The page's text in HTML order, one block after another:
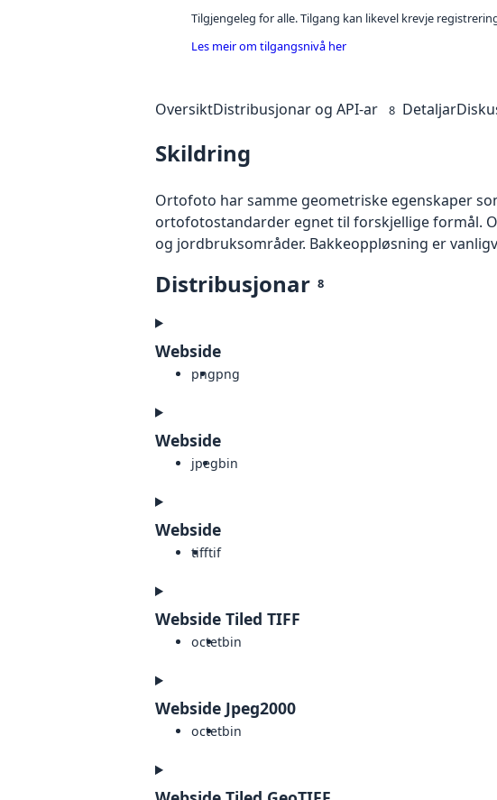
Tilgjengeleg for alle. Tilgang kan likevel krevje
Les meir om tilgangsnivå her
OversiktDistribusjonar og API-ar 8 Detaljar
Skildring
Ortofoto har samme geometriske egenskaper
ortofotostandarder egnet til forskjellige formål.
og jordbruksområder. Bakkeoppløsning er
Distribusjonar 8
Webside
pngpng
Webside
jpegbin
Webside
tifftif
Webside Tiled TIFF
octetbin
Webside Jpeg2000
octetbin